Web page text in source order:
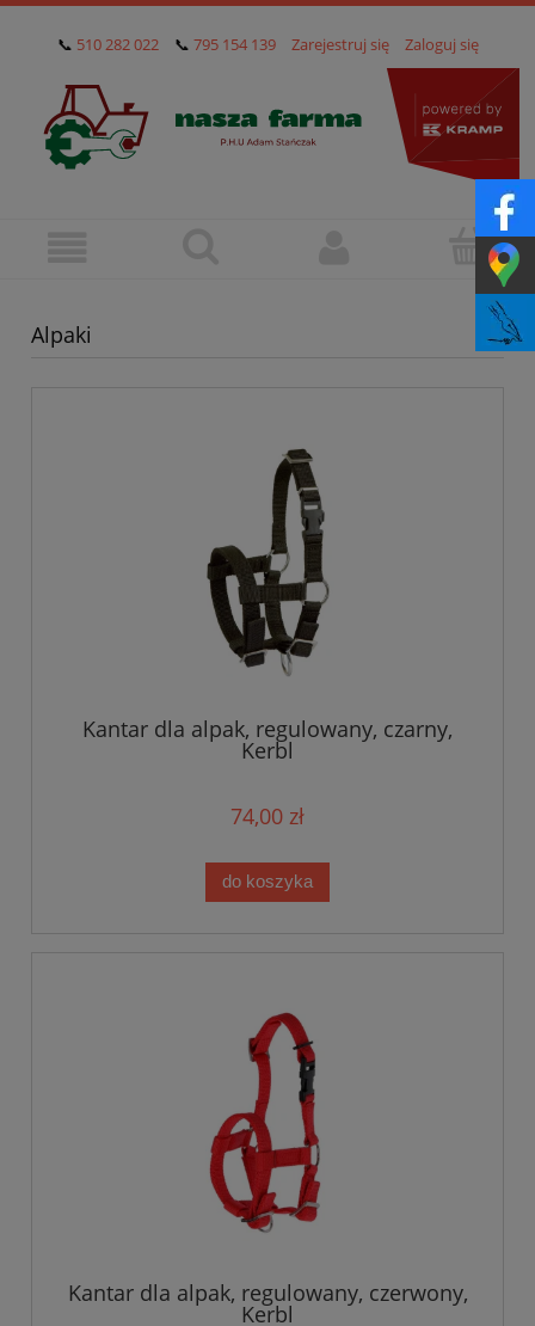
📞 510 282 022 📞 795 154 139 Zarejestruj się Zaloguj się
Alpaki
Kantar dla alpak, regulowany, czarny,
Kerbl
74,00 zł
do koszyka
Kantar dla alpak, regulowany, czerwony,
Kerbl